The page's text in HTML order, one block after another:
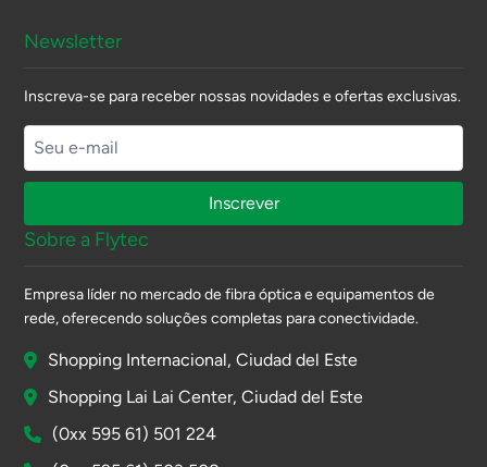
Sobre a Flytec
Empresa líder no mercado de fibra óptica e equipamentos de
rede, oferecendo soluções completas para conectividade.
Shopping Internacional, Ciudad del Este
Shopping Lai Lai Center, Ciudad del Este
(0xx 595 61) 501 224
Newsletter
Inscreva-se para receber nossas novidades e ofertas exclusivas.
Inscrever